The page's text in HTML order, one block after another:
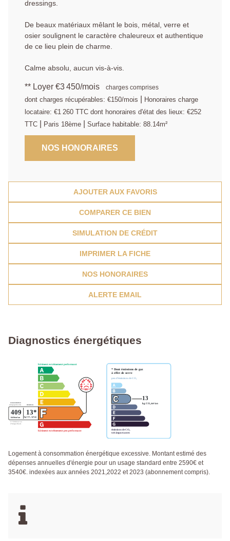
dressings.
De beaux matériaux mêlant le bois, métal, verre et
osier soulignent le caractère chaleureux et authentique
de ce lieu plein de charme.
Calme absolu, aucun vis-à-vis.
** Loyer €3 450/mois charges comprises
dont charges récupérables: €150/mois
Honoraires charge
locataire: €1 260 TTC dont honoraires d'état des lieux: €252
TTC
Paris 18ème Surface habitable: 88.14m²
NOS HONORAIRES
AJOUTER AUX FAVORIS
COMPARER CE BIEN
SIMULATION DE CRÉDIT
IMPRIMER LA FICHE
NOS HONORAIRES
ALERTE EMAIL
Diagnostics énergétiques
Logement à consommation énergétique excessive. Montant estimé des
dépenses annuelles d'énergie pour un usage standard entre 2590€ et
3540€. indexées aux années 2021,2022 et 2023 (abonnement compris).